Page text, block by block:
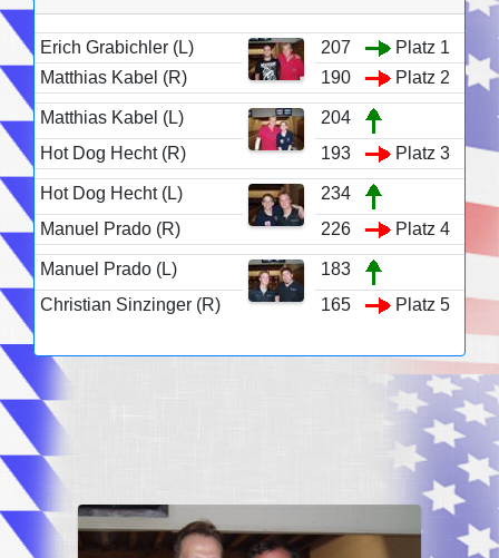
Erich Grabichler (L) 207
Platz 1
Matthias Kabel (R)
190 Platz 2
Matthias Kabel (L)
204
Hot Dog Hecht (R)
193 Platz 3
Hot Dog Hecht (L)
234
Manuel Prado (R)
226 Platz 4
Manuel Prado (L)
183
Christian Sinzinger (R)
165 Platz 5